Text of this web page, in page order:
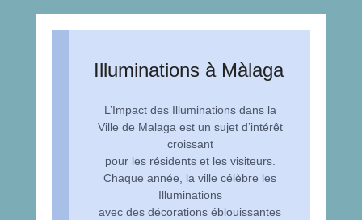
Illuminations à Màlaga
L’Impact des Illuminations dans la
Ville de Malaga est un sujet d’intérêt
croissant
pour les résidents et les visiteurs.
Chaque année, la ville célèbre les
Illuminations
avec des décorations éblouissantes